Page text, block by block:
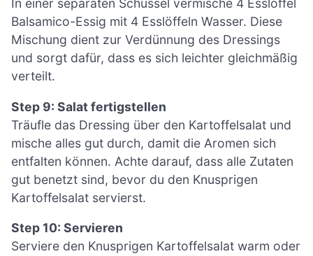
In einer separaten Schüssel vermische 4 Esslöffel
Balsamico-Essig mit 4 Esslöffeln Wasser. Diese
Mischung dient zur Verdünnung des Dressings
und sorgt dafür, dass es sich leichter gleichmäßig
verteilt.
Step 9: Salat fertigstellen
Träufle das Dressing über den Kartoffelsalat und
mische alles gut durch, damit die Aromen sich
entfalten können. Achte darauf, dass alle Zutaten
gut benetzt sind, bevor du den Knusprigen
Kartoffelsalat servierst.
Step 10: Servieren
Serviere den Knusprigen Kartoffelsalat warm oder